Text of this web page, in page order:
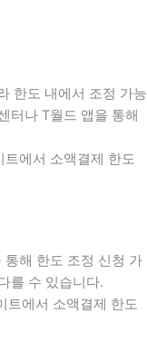
한도 내에서 조정 가능
터나 T월드 앱을 통해
트에서 소액결제 한도
해 한도 조정 신청 가
를 수 있습니다.
트에서 소액결제 한도